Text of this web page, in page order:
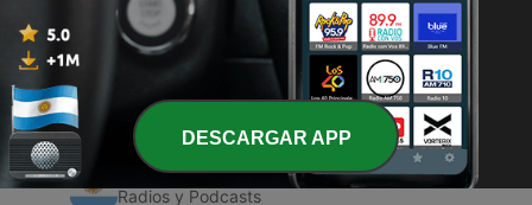
05 mar. 2021
Radios Argentinas
Radios y Podcasts
DESCARGAR APP